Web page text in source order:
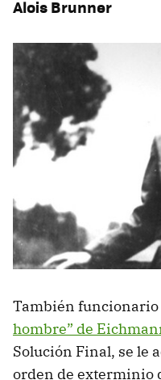
Alois Brunner
También funcionario
hombre” de
Solución Final, se le
orden de exterminio